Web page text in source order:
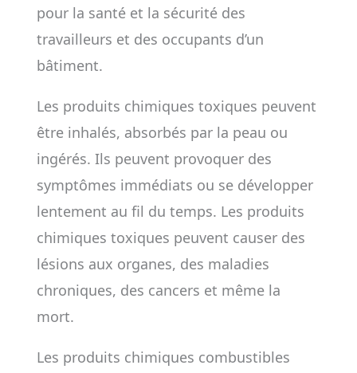
pour la santé et la sécurité des
travailleurs et des occupants d’un
bâtiment.
Les produits chimiques toxiques peuvent
être inhalés, absorbés par la peau ou
ingérés. Ils peuvent provoquer des
symptômes immédiats ou se développer
lentement au fil du temps. Les produits
chimiques toxiques peuvent causer des
lésions aux organes, des maladies
chroniques, des cancers et même la
mort.
Les produits chimiques combustibles